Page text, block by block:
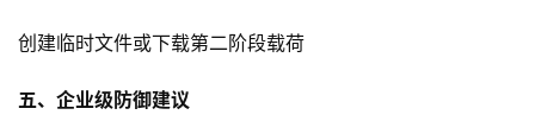
创建临时文件或下载第二阶段载荷
五、企业级防御建议